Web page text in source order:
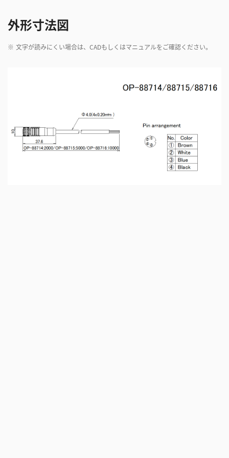
外形寸法図
※ 文字が読みにくい場合は、CADもしくはマニュアルをご確認ください。